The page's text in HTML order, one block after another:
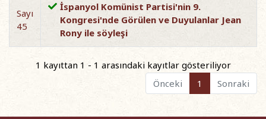
Sayı
45
İspanyol Komünist Partisi'nin 9.
Kongresi'nde Görülen ve Duyulanlar Jean
Rony ile söyleşi
1 kayıttan 1 - 1 arasındaki kayıtlar gösteriliyor
Önceki
1 Sonraki